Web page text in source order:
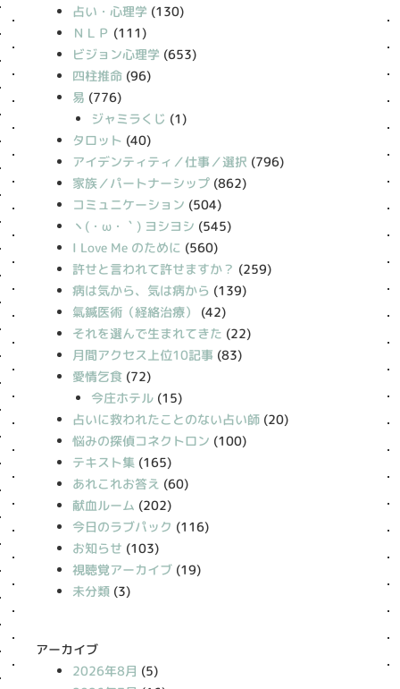
占い・心理学 (130)
ＮＬＰ (111)
ビジョン心理学 (653)
四柱推命 (96)
易 (776)
ジャミラくじ (1)
タロット (40)
アイデンティティ／仕事／選択 (796)
家族／パートナーシップ (862)
コミュニケーション (504)
丶(・ω・｀) ヨシヨシ (545)
I Love Me のために (560)
許せと言われて許せますか？ (259)
病は気から、気は病から (139)
氣鍼医術（経絡治療）
(42)
それを選んで生まれてきた (22)
月間アクセス上位10記事 (83)
愛情乞食 (72)
今庄ホテル(15)
占いに救われたことのない占い師 (20)
悩みの探偵コネクトロン (100)
テキスト集 (165)
あれこれお答え (60)
献血ルーム (202)
今日のラブパック (116)
お知らせ (103)
視聴覚アーカイブ (19)
未分類 (3)
アーカイブ
2026年8月 (5)